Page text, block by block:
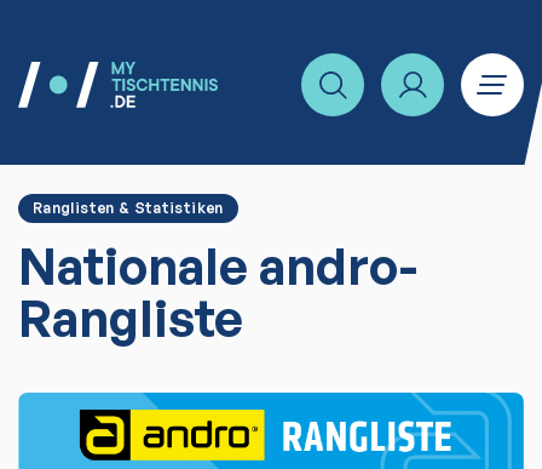
Ranglisten & Statistiken
Nationale andro-
Rangliste